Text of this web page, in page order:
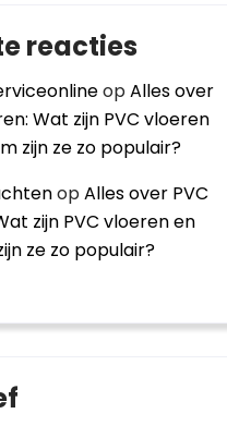
reacties
opAlles over
Wat zijn PVC vloeren
zijn ze zo populair?
opAlles over PVC
zijn PVC vloeren en
ze zo populair?